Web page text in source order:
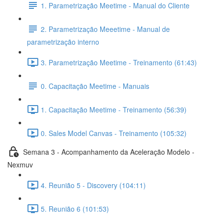
1. Parametrização Meetime - Manual do Cliente
2. Parametrização Meeetime - Manual de
parametrização interno
3. Parametrização Meetime - Treinamento (61:43)
0. Capacitação Meetime - Manuais
1. Capacitação Meetime - Treinamento (56:39)
0. Sales Model Canvas - Treinamento (105:32)
Semana 3 - Acompanhamento da Aceleração Modelo -
Nexmuv
4. Reunião 5 - Discovery (104:11)
5. Reunião 6 (101:53)